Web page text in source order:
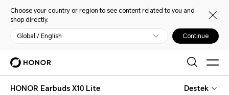
Choose your country or region to see content related to you and
shop directly.
Global / English Continue
HONOR Earbuds X10 Lite Destek